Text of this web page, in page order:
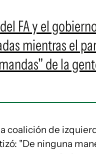
FA y el
mientras el
de la
coalición de
"De ninguna